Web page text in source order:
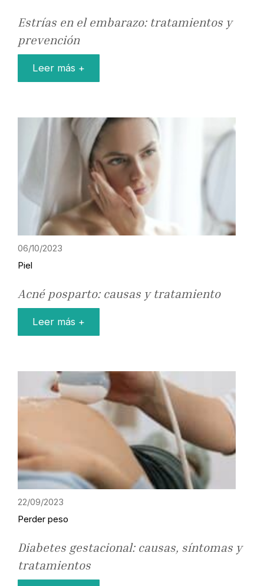
Estrías en el embarazo: tratamientos y
prevención
Leer más +
06/10/2023
Piel
Acné posparto: causas y tratamiento
Leer más +
22/09/2023
Perder peso
Diabetes gestacional: causas, síntomas y
tratamientos